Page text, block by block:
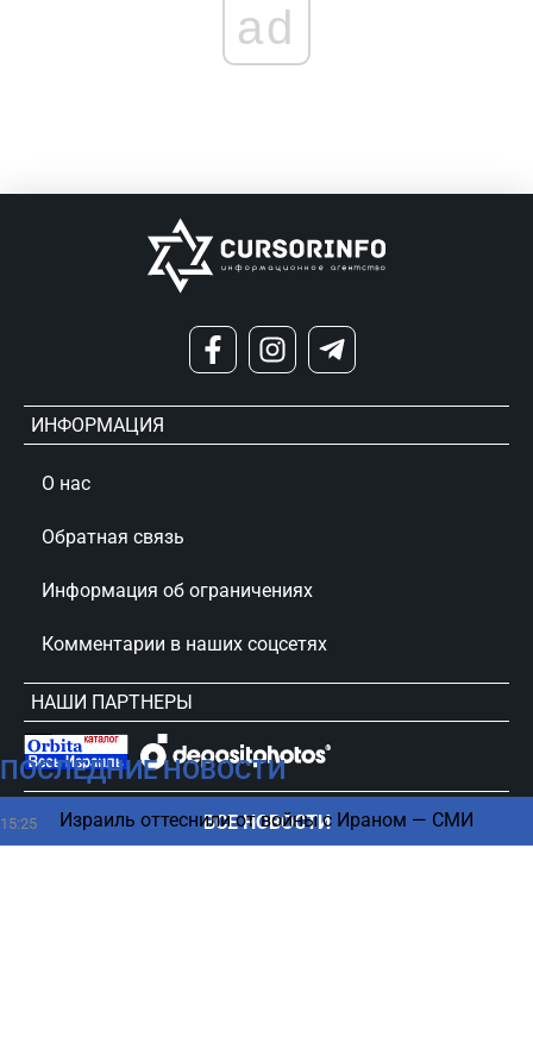
ПОСЛЕДНИЕ НОВОСТИ
15:25 Израиль оттеснили от войны с Ираном — СМИ
ВСЕ НОВОСТИ
ad
ИНФОРМАЦИЯ
О нас
Обратная связь
Информация об ограничениях
Комментарии в наших соцсетях
НАШИ ПАРТНЕРЫ
сursorinfo.co.il © Все права защищены